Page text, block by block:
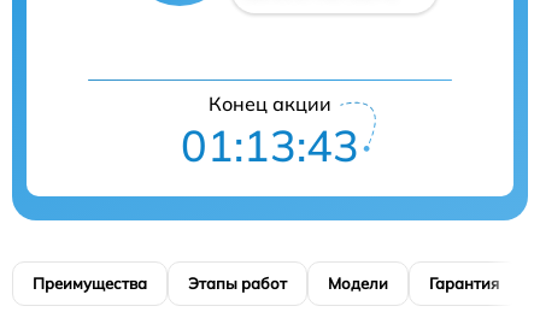
Конец акции
01:13:42
Преимущества Этапы работ Модели Гарантия